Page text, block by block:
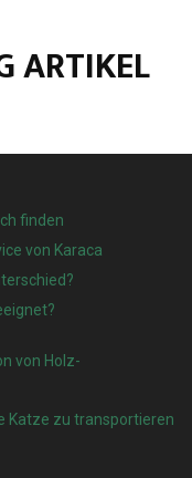
ARTIKEL
finden
von Karaca
von Holz-
Katze zu transportieren